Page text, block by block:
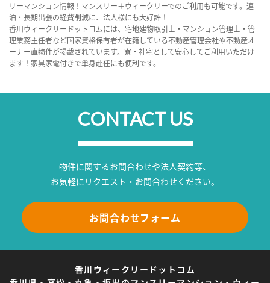
リーマンション情報！マンスリー＋ウィークリーでのご利用も可能です。連
泊・長期出張の経費削減に、法人様にも大好評！
香川ウィークリードットコムには、宅地建物取引士・マンション管理士・管
理業務主任者など国家資格保有者が在籍している不動産管理会社や不動産オ
ーナー直物件が掲載されています。寮・社宅として安心してご利用いただけ
ます！家具家電付きで単身赴任にも便利です。
CONTACT US
物件に関するお問合わせや法人契約等、
お気軽にリクエスト・お問合わせください。
お問合わせフォーム
香川ウィークリードットコム